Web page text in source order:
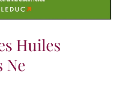
Huiles
Ne